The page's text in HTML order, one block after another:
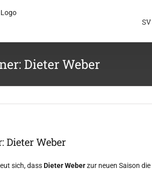
Dieter Weber
Dieter Weber
sich, dassDieter Weberzur neuen Saison